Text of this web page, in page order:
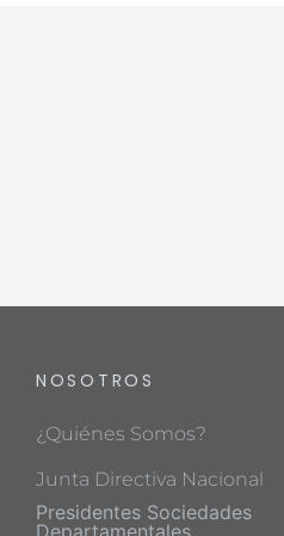
NOSOTROS
¿Quiénes Somos?
Junta Directiva Nacional
Presidentes Sociedades
Departamentales